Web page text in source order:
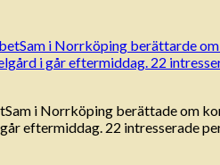
i Norrköping berättade om
eftermiddag. 22 intresserade